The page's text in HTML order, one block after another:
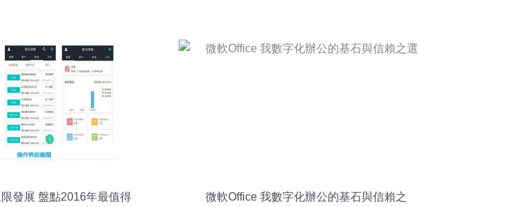
發展 盤點2016年最值得
微軟Office 我數字化辦公的基石與信賴之